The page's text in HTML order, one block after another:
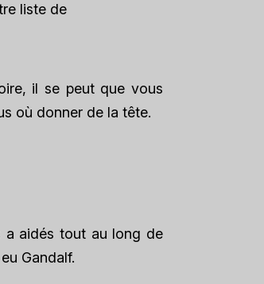
liste de
il se peut que vous
où donner de la tête.
a aidés tout au long de
Gandalf.